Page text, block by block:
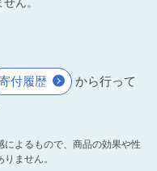
付履歴
から行って
よるもので、商品の効果や性
ません。